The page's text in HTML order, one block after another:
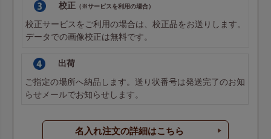
校正（※サービスを利用の場合）
校正サービスをご利用の場合は、校正品をお送りします。
データでの画像校正は無料です。
出荷
ご指定の場所へ納品します。送り状番号は発送完了のお知
らせメールでお知らせします。
名入れ注文の詳細はこちら